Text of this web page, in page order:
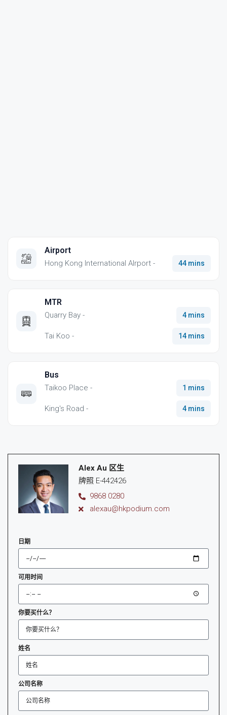
Airport
Hong Kong International AIrport - 44 mins
MTR
Quarry Bay - 4 mins
Tai Koo - 14 mins
Bus
Taikoo Place - 1 mins
King's Road - 4 mins
Alex Au 区生
牌照 E-442426
9868 0280
alexau@hkpodium.com
日期
可用时间
你要买什么？
姓名
公司名称